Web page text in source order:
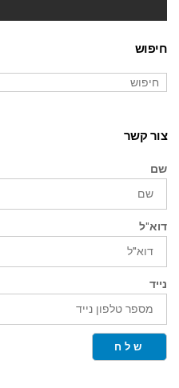
משחקים
ספרים
חיפוש
צור קשר
שם
דוא"ל
נייד
שלח